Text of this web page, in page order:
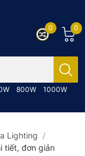
800W 1000W
0
0
Lighting /
tiết, đơn giản